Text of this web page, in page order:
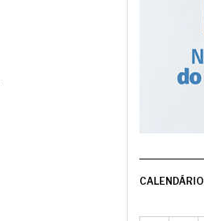
CALENDÁRIO